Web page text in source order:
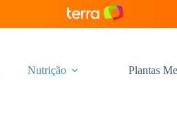
Nutrição Plantas